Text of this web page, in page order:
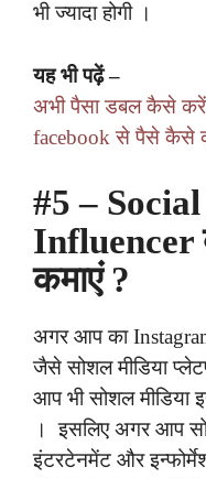
भी ज्यादा होगी ।
यह भी पढ़ें –
अभी पैसा डबल कैसे करें
facebook से पैसे कैसे
#5 –
कमाएं ?
अगर आप का
जैसे सोशल मीडिया
आप भी सोशल मीडिया
। इसलिए अगर आप
इंटरटेनमेंट और